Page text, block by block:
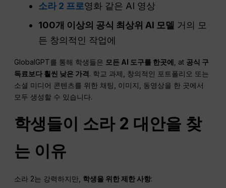
소라 2 프로영화 같은 AI 영상
100개 이상의 공식 최상위 AI 모델 거의 모
든 창의적인 작업에
GlobalGPT를 통해 학생들은 모든 AI 도구를 한곳에 , at 공식 구
독료보다 훨씬 낮은 가격 . 학교 과제, 창의적인 포트폴리오 또는
소셜 미디어 콘텐츠를 위한 채팅, 이미지, 동영상을 한 곳에서
모두 생성할 수 있습니다.
학생들이 소라 2 대안을 찾
는 이유
소라 2는 강력하지만, 학생을 위한 제한 사항: